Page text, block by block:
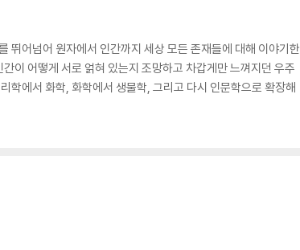
뛰어넘어 원자에서 인간까지 세상 모든 존재들에 대해 이야기한
이 어떻게 서로 얽혀 있는지 조망하고 차갑게만 느껴지던 우주
학에서 화학, 화학에서 생물학, 그리고 다시 인문학으로 확장해